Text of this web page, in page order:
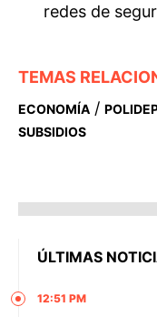
redes de
TEMAS
ECONOMÍA /
SUBSIDIOS
ÚLTIMAS
12:51 PM